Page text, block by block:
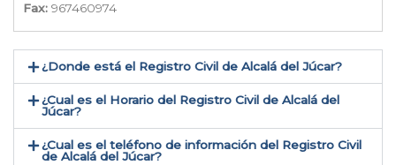
Fax: 967460974
¿Donde está el Registro Civil de Alcalá del Júcar​?
¿Cual es el Horario del Registro Civil de Alcalá del
Júcar?
¿Cual es el teléfono de información del Registro Civil
de Alcalá del Júcar​?